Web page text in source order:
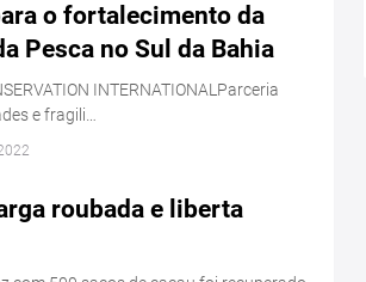
o fortalecimento da
Pesca no Sul da Bahia
INTERNATIONALParceria
e fragili…
roubada e liberta